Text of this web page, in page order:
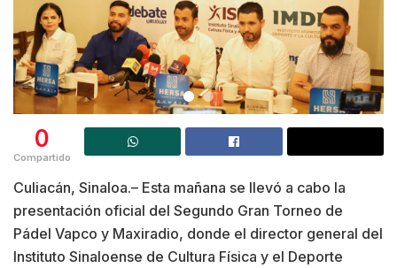
0
Compartido
Culiacán, Sinaloa.– Esta mañana se llevó a cabo la
presentación oficial del Segundo Gran Torneo de
Pádel Vapco y Maxiradio, donde el director general del
Instituto Sinaloense de Cultura Física y el Deporte